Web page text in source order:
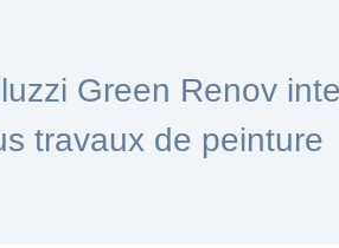
Green Renov
travaux de peinture